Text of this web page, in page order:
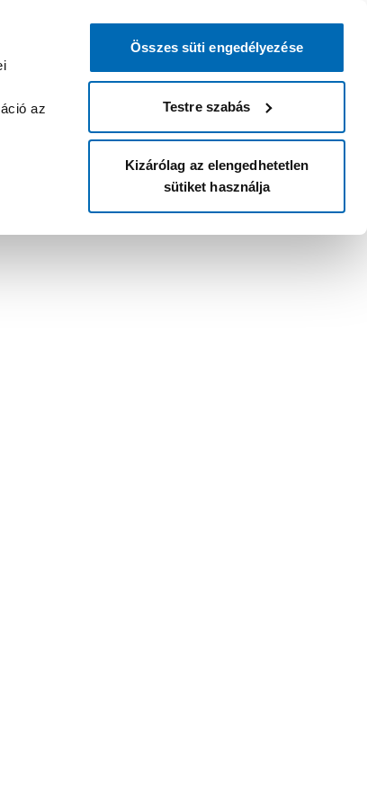
az
Összes süti engedélyezése
Testre szabás
Kizárólag az elengedhetetlen
sütiket használja